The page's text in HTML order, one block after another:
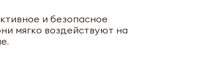
и безопасное
мягко воздействуют на